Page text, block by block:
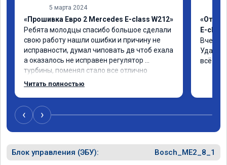
5 марта 2024
«Прошивка Евро 2 Mercedes E-class W212»
Ребята молодцы спасибо большое сделали
свою работу нашли ошибки и причину не
исправности, думал чиповать дв чтоб ехала
а оказалось не исправен регулятор
турбины, поменял стало все отлично
Читать полностью
E-class
Вчера
всё
‹ ›
Блок управления (ЭБУ): Bosch_ME2_8_1